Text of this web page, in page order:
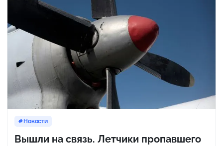
Новости
Вышли на связь. Летчики пропавшего